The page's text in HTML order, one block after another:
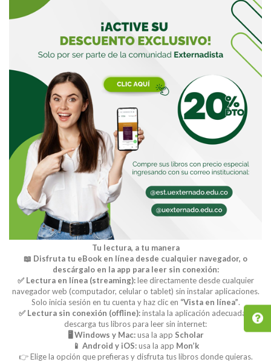
Tu lectura, a tu manera
📖 Disfruta tu eBook en línea desde cualquier navegador, o
descárgalo en la app para leer sin conexión:
✅ Lectura en línea (streaming):lee directamente desde cualquier
navegador web (computador, celular o tablet) sin instalar aplicaciones.
Solo inicia sesión en tu cuenta y haz clic en “Vista en línea”.
✅ Lectura sin conexión (offline):instala la aplicación adecuada y
descarga tus libros para leer sin internet:
🖥️ Windows y Mac:usa la app Scholar
📱 Android y iOS:usa la app Mon’k
👉 Elige la opción que prefieras y disfruta tus libros donde quieras.